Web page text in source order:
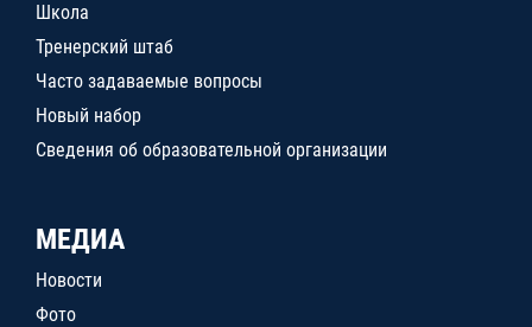
Школа
Тренерский штаб
Часто задаваемые вопросы
Новый набор
Сведения об образовательной организации
МЕДИА
Новости
Фото